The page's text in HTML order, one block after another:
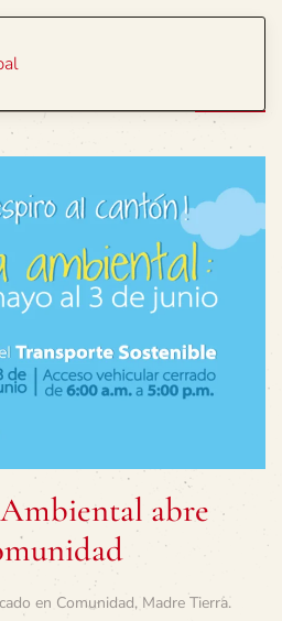
abre
en Comunidad, Madre Tierra.